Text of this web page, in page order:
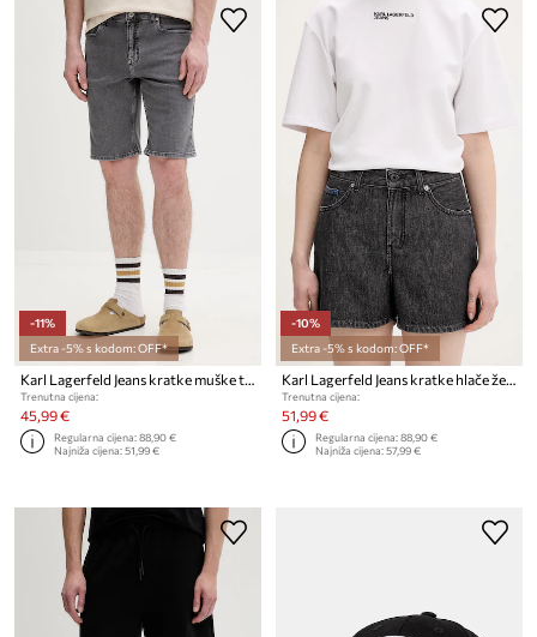
-11%
Extra -5% s kodom: OFF*
Karl Lagerfeld Jeans kratke muške traper hlače
Trenutna cijena:
45,99 €
Regularna cijena:88,90 €
Najniža cijena:51,99 €
-10%
Extra -5% s kodom: OFF*
Karl Lagerfeld Jeans kratke hlače ženske pamučne
Trenutna cijena:
51,99 €
Regularna cijena:88,90 €
Najniža cijena:57,99 €